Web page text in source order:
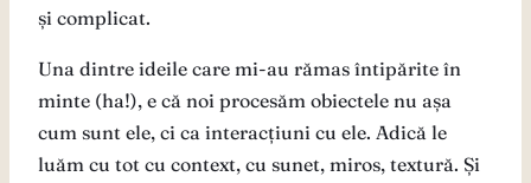
și complicat.
Una dintre ideile care mi-au rămas întipărite în
minte (ha!), e că noi procesăm obiectele nu așa
cum sunt ele, ci ca interacțiuni cu ele. Adică le
luăm cu tot cu context, cu sunet, miros, textură. Și